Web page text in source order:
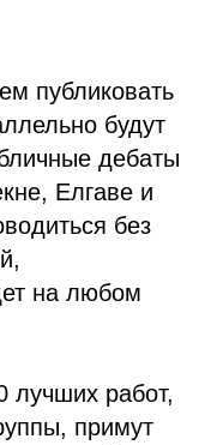
публиковать
будут
дебаты
Елгаве и
без
на любом
лучших работ,
примут